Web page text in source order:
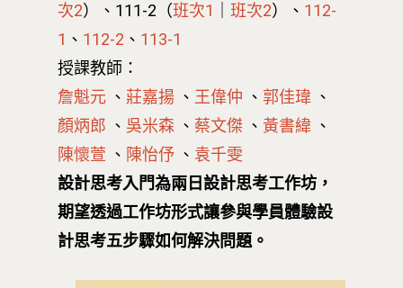
次2） 、111-2（班次1 班次2） 、 112-
1 、 112-2 、 113-1
授課教師：
詹魁元 、 莊嘉揚 、 王偉仲 、 郭佳瑋 、
顏炳郎 、 吳米森 、 蔡文傑 、 黃書緯 、
陳懷萱 、 陳怡伃 、 袁千雯
設計思考入門為兩日設計思考工作坊，
期望透過工作坊形式讓參與學員體驗設
計思考五步驟如何解決問題。